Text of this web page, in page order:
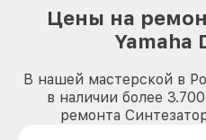
Цены на
Yamaha
В нашей мастерской в
в наличии более
ремонта